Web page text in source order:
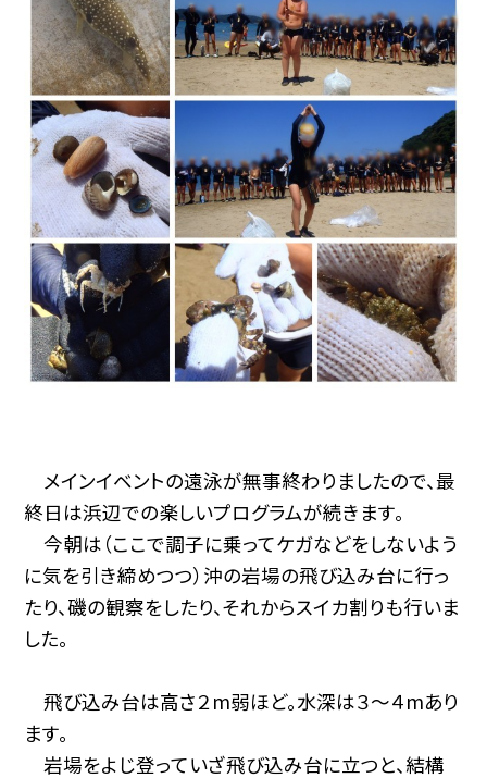
メインイベントの遠泳が無事終わりましたので、最
終日は浜辺での楽しいプログラムが続きます。
今朝は（ここで調子に乗ってケガなどをしないよう
に気を引き締めつつ）沖の岩場の飛び込み台に行っ
たり、磯の観察をしたり、それからスイカ割りも行いま
した。
飛び込み台は高さ２m弱ほど。水深は３〜４mあり
ます。
岩場をよじ登っていざ飛び込み台に立つと、結構